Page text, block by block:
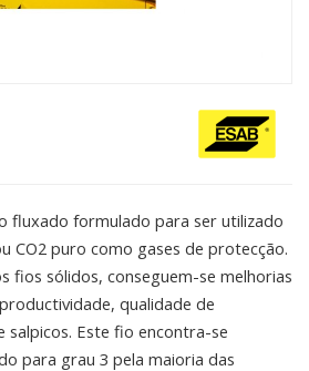
fluxado formulado para ser utilizado
CO2 puro como gases de protecção.
fios sólidos, conseguem-se melhorias
qualidade de
salpicos. Este fio encontra-se
para grau 3 pela maioria das